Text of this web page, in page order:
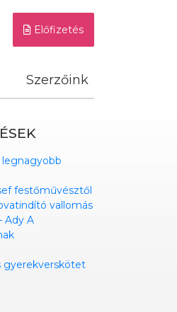
Előfizetés
Szerzőink
legnagyobb
festőművésztől
vallomás
Ady A
gyerekverskötet